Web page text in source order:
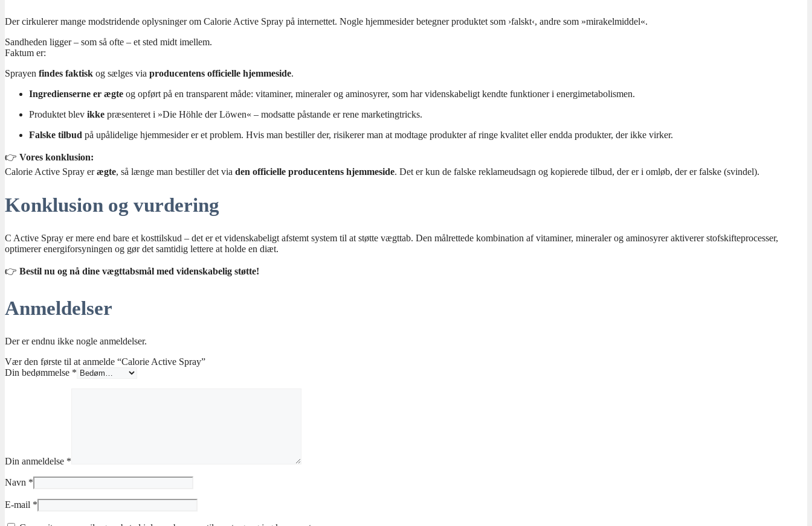
Der cirkulerer mange modstridende oplysninger om Calorie Active Spray på internettet. Nogle hjemmesider betegner produktet som ›falskt‹, andre som »mirakelmiddel«.
Sandheden ligger – som så ofte – et sted midt imellem.
Faktum er:
Sprayen findes faktisk og sælges via producentens officielle hjemmeside.
Ingredienserne er ægte og opført på en transparent måde: vitaminer, mineraler og aminosyrer, som har videnskabeligt kendte funktioner i energimetabolismen.
Produktet blev ikke præsenteret i »Die Höhle der Löwen« – modsatte påstande er rene marketingtricks.
Falske tilbud på upålidelige hjemmesider er et problem. Hvis man bestiller der, risikerer man at modtage produkter af ringe kvalitet eller endda produkter, der ikke virker.
👉 Vores konklusion:
Calorie Active Spray erægte, så længe man bestiller det via den officielle producentens hjemmeside. Det er kun de falske reklameudsagn og kopierede tilbud, der er i omløb, der er falske (svindel).
Konklusion og vurdering
C Active Spray er mere end bare et kosttilskud – det er et videnskabeligt afstemt system til at støtte vægttab. Den målrettede kombination af vitaminer, mineraler og aminosyrer aktiverer stofskifteprocesser,
optimerer energiforsyningen og gør det samtidig lettere at holde en diæt.
👉 Bestil nu og nå dine vægttabsmål med videnskabelig støtte!
Anmeldelser
Der er endnu ikke nogle anmeldelser.
Vær den første til at anmelde “Calorie Active Spray”
Din bedømmelse *
Din anmeldelse *
Navn *
E-mail *